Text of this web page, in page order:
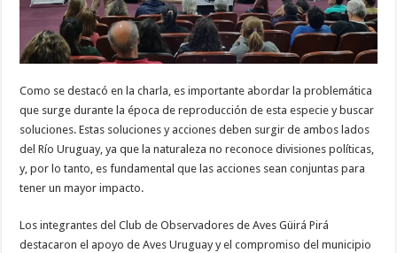
Como se destacó en la charla, es importante abordar la problemática
que surge durante la época de reproducción de esta especie y buscar
soluciones. Estas soluciones y acciones deben surgir de ambos lados
del Río Uruguay, ya que la naturaleza no reconoce divisiones políticas,
y, por lo tanto, es fundamental que las acciones sean conjuntas para
tener un mayor impacto.
Los integrantes del Club de Observadores de Aves Güirá Pirá
destacaron el apoyo de Aves Uruguay y el compromiso del municipio